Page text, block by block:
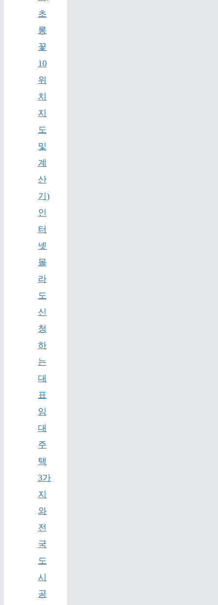
초
롱
꽃
10
위
치
지
도
및
계
산
기)
인
터
넷
몰
라
도
신
청
하
는
대
표
임
대
주
택
3가
지
와
전
국
도
시
공